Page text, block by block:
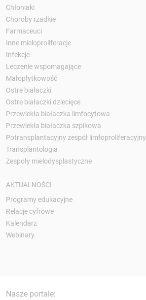
Chłoniaki
Choroby rzadkie
Farmaceuci
Inne mieloproliferacje
Infekcje
Leczenie wspomagające
Małopłytkowość
Ostre białaczki
Ostre białaczki dziecięce
Przewlekła białaczka limfocytowa
Przewlekła białaczka szpikowa
Potransplantacyjny zespół limfoproliferacyjny
Transplantologia
Zespoły mielodysplastyczne
AKTUALNOŚCI
Programy edukacyjne
Relacje cyfrowe
Kalendarz
Webinary
Nasze portale: